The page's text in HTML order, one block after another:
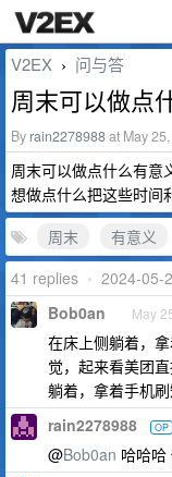
V2EX › 问与答
周末可以做点
By rain2278988at May
周末可以做点什么有意
想做点什么把这些时间
周末
有意义
41 replies • 2024-05-
Bob0an May
在床上侧躺着，
觉，起来看美团
躺着，拿着手机刷
rain2278988 OP
@Bob0an 哈哈哈